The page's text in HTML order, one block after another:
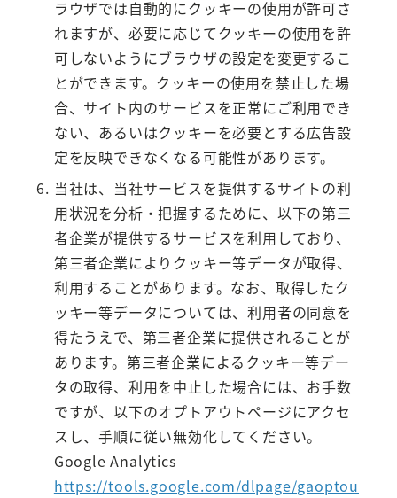
ラウザでは自動的にクッキーの使用が許可さ
れますが、必要に応じてクッキーの使用を許
可しないようにブラウザの設定を変更するこ
とができます。クッキーの使用を禁止した場
合、サイト内のサービスを正常にご利用でき
ない、あるいはクッキーを必要とする広告設
定を反映できなくなる可能性があります。
当社は、当社サービスを提供するサイトの利
用状況を分析・把握するために、以下の第三
者企業が提供するサービスを利用しており、
第三者企業によりクッキー等データが取得、
利用することがあります。なお、取得したク
ッキー等データについては、利用者の同意を
得たうえで、第三者企業に提供されることが
あります。第三者企業によるクッキー等デー
タの取得、利用を中止した場合には、お手数
ですが、以下のオプトアウトページにアクセ
スし、手順に従い無効化してください。
Google Analytics
https://tools.google.com/dlpage/gaoptou